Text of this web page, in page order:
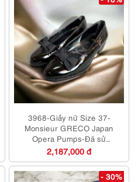
3968-Giầy nữ Size 37-
Monsieur GRECO Japan
Opera Pumps-Đã sử
dụng/Khá mới
2,187,000 đ
- 30%